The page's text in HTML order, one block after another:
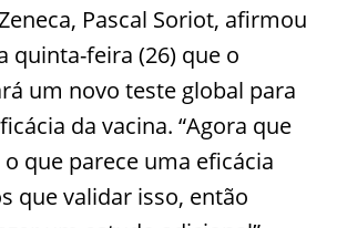
Pascal Soriot, afirmou
quinta-feira (26) que o
um novo teste global para
da vacina. “Agora que
que parece uma eficácia
que validar isso, então